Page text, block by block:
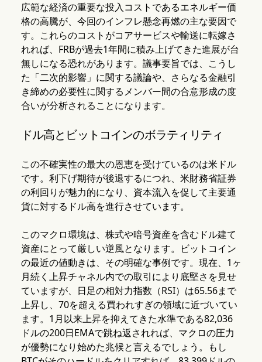
広範な経済の重要な投入コストであるエネルギー価
格の高騰が、今回のインフレ懸念再燃の主な要因で
す。これらのコストがコアサービスや輸送に転嫁さ
れれば、FRBが過去1年間に積み上げてきた進展が台
無しになる恐れがあります。議事要旨では、こうし
た「二次的影響」に関する議論や、さらなる金融引
き締めの必要性に関するメンバー間の合意形成の度
合いが分析されることになります。
ドル高とビットコインのボラティリティ
この不確実性の最大の恩恵を受けているのは米ドル
です。利下げ期待が後退するにつれ、米財務省証券
の利回りが魅力的になり、資本流入を促して主要通
貨に対するドル高を進行させています。
このマクロ環境は、株式や暗号資産を含むドル建て
資産にとって厳しい逆風となります。ビットコイン
の最近の値動きは、その明確な事例です。現在、1ヶ
月続く上昇チャネル内での取引により底堅さを見せ
ていますが、日足の相対力指数（RSI）は65.56まで
上昇し、70を超える買われすぎの領域に近づいてい
ます。1月以来上昇を抑えてきた水準である82,036
ドルの200日EMAで跳ね返されれば、マクロの圧力
が優勢になり始めた兆候と言えるでしょう。もし